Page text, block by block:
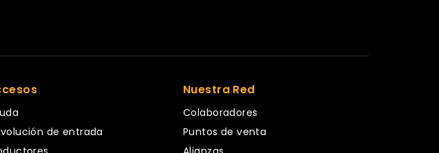
de entrada
Nuestra Red
Colaboradores
Puntos de venta